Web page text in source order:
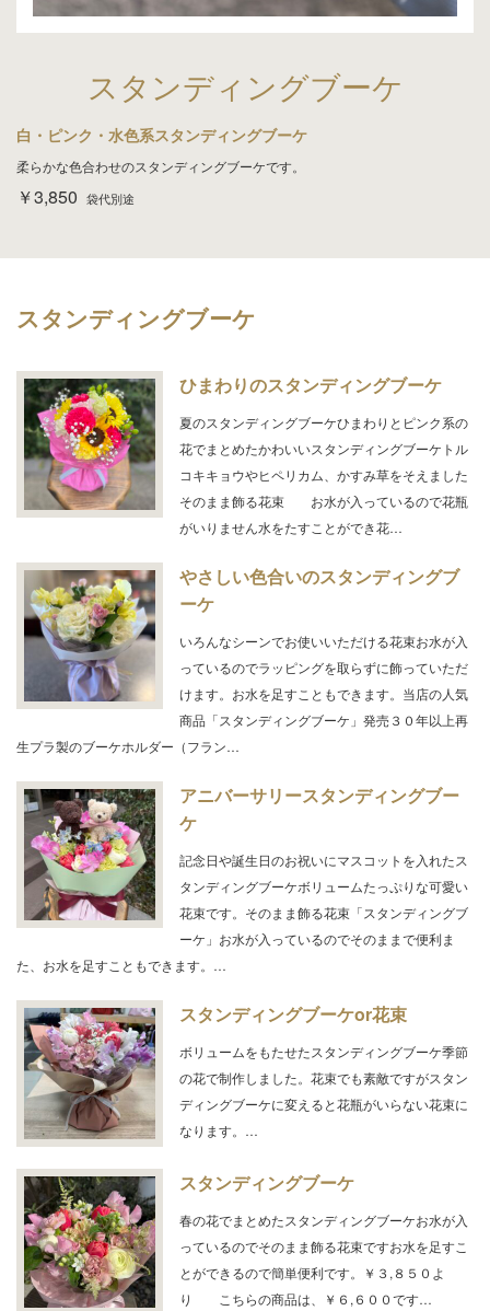
スタンディングブーケ
白・ピンク・水色系スタンディングブーケ
柔らかな色合わせのスタンディングブーケです。
￥3,850 袋代別途
スタンディングブーケ
ひまわりのスタンディングブーケ
夏のスタンディングブーケひまわりとピンク系の
花でまとめたかわいいスタンディングブーケトル
コキキョウやヒペリカム、かすみ草をそえました
そのまま飾る花束 お水が入っているので花瓶
がいりません水をたすことができ花…
やさしい色合いのスタンディングブ
ーケ
いろんなシーンでお使いいただける花束お水が入
っているのでラッピングを取らずに飾っていただ
けます。お水を足すこともできます。当店の人気
商品「スタンディングブーケ」発売３０年以上再
生プラ製のブーケホルダー（フラン…
アニバーサリースタンディングブー
ケ
記念日や誕生日のお祝いにマスコットを入れたス
タンディングブーケボリュームたっぷりな可愛い
花束です。そのまま飾る花束「スタンディングブ
ーケ」お水が入っているのでそのままで便利ま
た、お水を足すこともできます。…
スタンディングブーケor花束
ボリュームをもたせたスタンディングブーケ季節
の花で制作しました。花束でも素敵ですがスタン
ディングブーケに変えると花瓶がいらない花束に
なります。…
スタンディングブーケ
春の花でまとめたスタンディングブーケお水が入
っているのでそのまま飾る花束ですお水を足すこ
とができるので簡単便利です。￥３,８５０よ
り こちらの商品は、￥６,６００です…